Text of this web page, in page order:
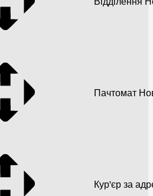
Пачтомат
Кур'єр за